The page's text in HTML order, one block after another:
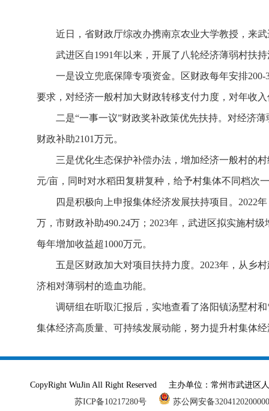
近日，省财政厅综改办携南京农业大学教授，来
武进区自1991年以来，开展了八轮经济薄弱村扶
一是设立兜底保障专项资金。区财政每年安排
要求，对经济一般村加大财政转移支付力度，对年收
二是“一事一议”财政奖补政策优先扶持。对经济
财政补助2101万元。
三是优化生态保护补偿办法，增加经济一般村的
元/亩，同时对水稻田复耕复种，给予村集体不同档次
四是积极向上申报集体经济发展扶持项目。2022
万，市财政补助490.24万；2023年，武进区拟实施村
每年增加收益超1000万元。
五是区财政加大对项目扶持力度。2023年，从乡
济相对薄弱村的造血功能。
调研组在听取汇报后，实地查看了洛阳镇汤墅村
集体经济高质量、可持续发展动能，努力提升村集体
CopyRight WuJin All Right Reserved 主办单位：常州市武进
苏ICP备10217280号
苏公网安备